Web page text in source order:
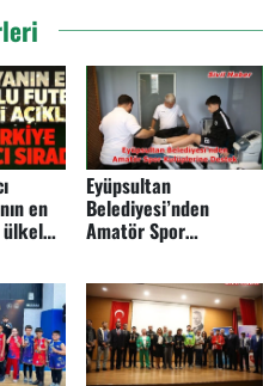
en
Eyüpsultan
Belediyesi’nden
Amatör Spor
Sporcu Sağlık Merkezi
Hizmete Girdi